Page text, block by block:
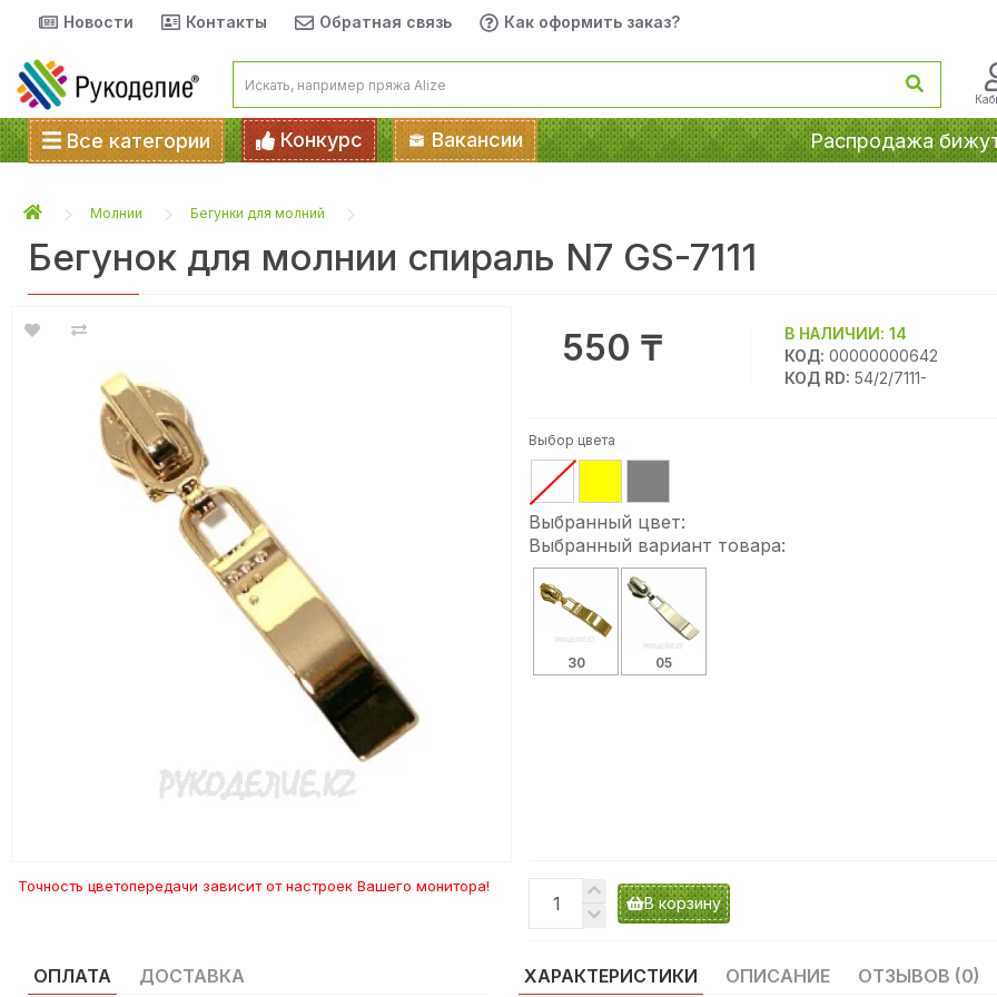
Новости Контакты Обратная связь Как оформить заказ?
Все категории Конкурс Вакансии Распродажа
Молнии Бегунки для молний
Бегунок для молнии спираль N7 GS-7111
Точность цветопередачи зависит от настроек Вашего монитора!
ОПЛАТА ДОСТАВКА ХАРАКТЕРИСТИКИ ОПИСАНИЕ ОТЗЫВОВ (0)
550 ₸ В НАЛИЧИИ:14
КОД: 00000000642
КОД RD: 54/2/7111-
Выбор цвета
Выбранный цвет:
Выбранный вариант товара:
30 05
В корзину